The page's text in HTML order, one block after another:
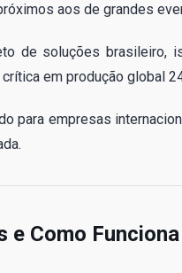
aos de grandes
de soluções brasileiro,
em produção global
para empresas
e Como